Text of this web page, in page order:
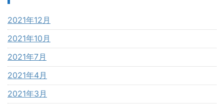
2021年12月
2021年10月
2021年7月
2021年4月
2021年3月